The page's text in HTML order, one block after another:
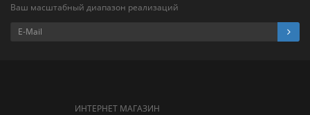
Ваш масштабный диапазон реализаций
ИНТЕРНЕТ МАГАЗИН